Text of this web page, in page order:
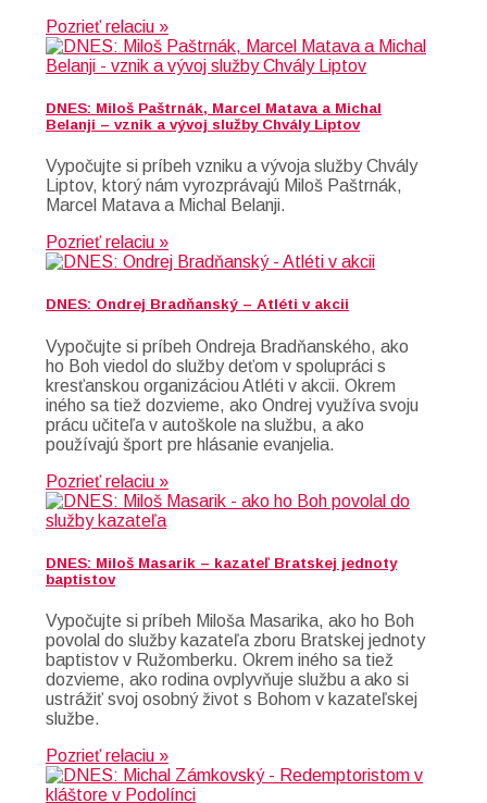
Pozrieť relaciu »
DNES: Miloš Paštrnák, Marcel Matava a Michal
Belanji – vznik a vývoj služby Chvály Liptov
Vypočujte si príbeh vzniku a vývoja služby Chvály
Liptov, ktorý nám vyrozprávajú Miloš Paštrnák,
Marcel Matava a Michal Belanji.
Pozrieť relaciu »
DNES: Ondrej Bradňanský – Atléti v akcii
Vypočujte si príbeh Ondreja Bradňanského, ako
ho Boh viedol do služby deťom v spolupráci s
kresťanskou organizáciou Atléti v akcii. Okrem
iného sa tiež dozvieme, ako Ondrej využíva svoju
prácu učiteľa v autoškole na službu, a ako
používajú šport pre hlásanie evanjelia.
Pozrieť relaciu »
DNES: Miloš Masarik – kazateľ Bratskej jednoty
baptistov
Vypočujte si príbeh Miloša Masarika, ako ho Boh
povolal do služby kazateľa zboru Bratskej jednoty
baptistov v Ružomberku. Okrem iného sa tiež
dozvieme, ako rodina ovplyvňuje službu a ako si
ustrážiť svoj osobný život s Bohom v kazateľskej
službe.
Pozrieť relaciu »